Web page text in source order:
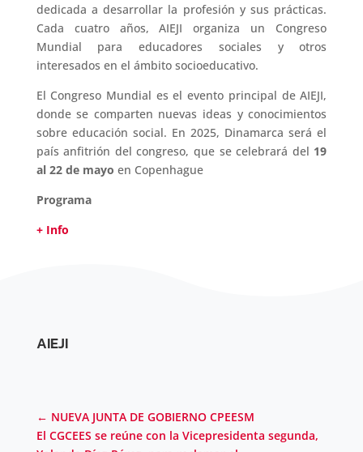
dedicada a desarrollar la profesión y sus prácticas.
Cada cuatro años, AIEJI organiza un Congreso
Mundial para educadores sociales y otros
interesados en el ámbito socioeducativo.
El Congreso Mundial es el evento principal de AIEJI,
donde se comparten nuevas ideas y conocimientos
sobre educación social. En 2025, Dinamarca será el
país anfitrión del congreso, que se celebrará del 19
al 22 de mayo en Copenhague
Programa
+ Info
AIEJI
← NUEVA JUNTA DE GOBIERNO CPEESM
El CGCEES se reúne con la Vicepresidenta segunda,